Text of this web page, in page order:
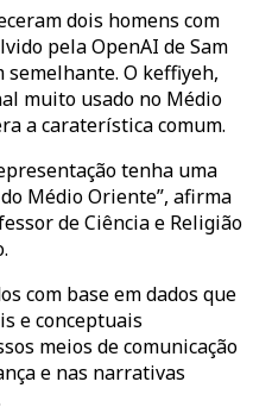
dois homens com
pela OpenAI de Sam
O keffiyeh,
muito usado no Médio
a caraterística comum.
tenha uma
Médio Oriente”, afirma
de Ciência e Religião
com base em dados que
e conceptuais
meios de comunicação
e nas narrativas